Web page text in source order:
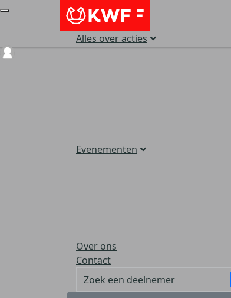
Alles over acties
Evenementen
Over ons
Contact